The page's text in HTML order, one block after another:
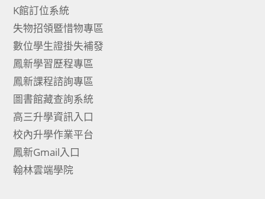
K館訂位系統
失物招領暨惜物專區
數位學生證掛失補發
鳳新學習歷程專區
鳳新課程諮詢專區
圖書館藏查詢系統
高三升學資訊入口
校內升學作業平台
鳳新Gmail入口
翰林雲端學院